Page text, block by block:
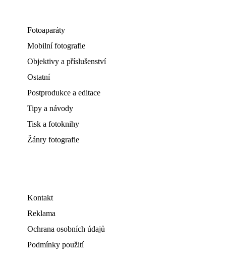
Fotoaparáty
Mobilní fotografie
Objektivy a příslušenství
Ostatní
Postprodukce a editace
Tipy a návody
Tisk a fotoknihy
Žánry fotografie
Kontakt
Reklama
Ochrana osobních údajů
Podmínky použití